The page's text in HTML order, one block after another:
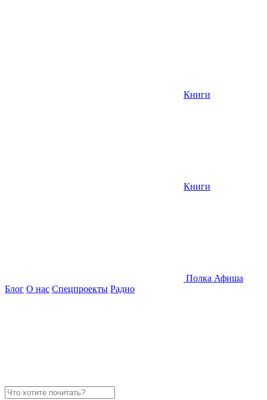
Книги
Книги
Полка Афиша
Блог О нас Спецпроекты Радио